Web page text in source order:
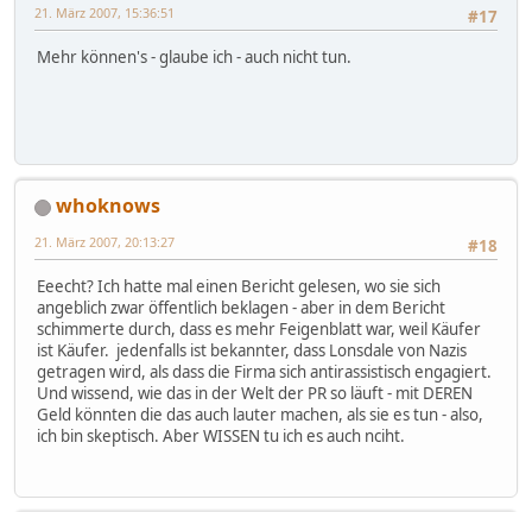
#17
21. März 2007, 15:36:51
Mehr können's - glaube ich - auch nicht tun.
whoknows
#18
21. März 2007, 20:13:27
Eeecht? Ich hatte mal einen Bericht gelesen, wo sie sich
angeblich zwar öffentlich beklagen - aber in dem Bericht
schimmerte durch, dass es mehr Feigenblatt war, weil Käufer
ist Käufer. jedenfalls ist bekannter, dass Lonsdale von Nazis
getragen wird, als dass die Firma sich antirassistisch engagiert.
Und wissend, wie das in der Welt der PR so läuft - mit DEREN
Geld könnten die das auch lauter machen, als sie es tun - also,
ich bin skeptisch. Aber WISSEN tu ich es auch nciht.